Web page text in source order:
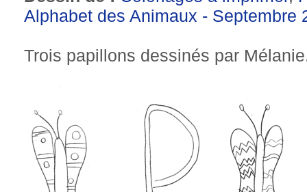
Alphabet des Animaux - Septembre
Trois papillons dessinés par